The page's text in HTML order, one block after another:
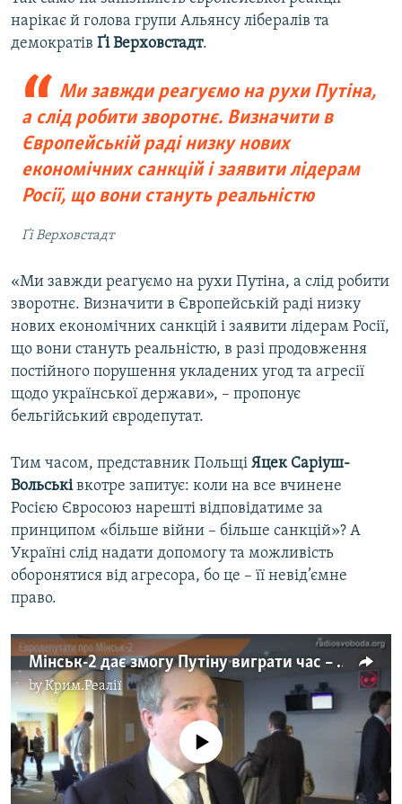
нарікає й голова групи Альянсу лібералів та
демократів Ґі Верховстадт.
Ми завжди реагуємо на рухи Путіна,
а слід робити зворотнє. Визначити в
Європейській раді низку нових
економічних санкцій і заявити лідерам
Росії, що вони стануть реальністю
Ґі Верховстадт
«Ми завжди реагуємо на рухи Путіна, а слід робити
зворотнє. Визначити в Європейській раді низку
нових економічних санкцій і заявити лідерам Росії,
що вони стануть реальністю, в разі продовження
постійного порушення укладених угод та агресії
щодо української держави», – пропонує
бельгійський євродепутат.
Тим часом, представник Польщі Яцек Саріуш-
Вольськівкотре запитує: коли на все вчинене
Росією Євросоюз нарешті відповідатиме за
принципом «більше війни – більше санкцій»? А
Україні слід надати допомогу та можливість
оборонятися від агресора, бо це – її невід’ємне
право.
Мінськ-2 дає змогу Путіну виграти час – євродепутат
byКрим.Реалії
No media source currently available